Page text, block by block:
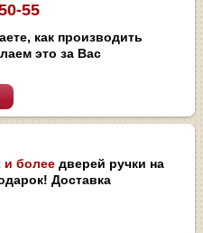
55
как производить
это за Вас
и более дверей ручки на
Доставка